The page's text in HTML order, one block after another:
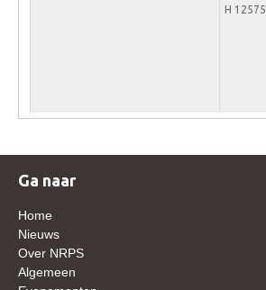
Röntgenonderzoek
Dekhengsten
Hengstenselectie
H 12575
Ga naar
Home
Nieuws
Over NRPS
Algemeen